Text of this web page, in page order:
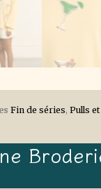
Fin de séries, Pulls